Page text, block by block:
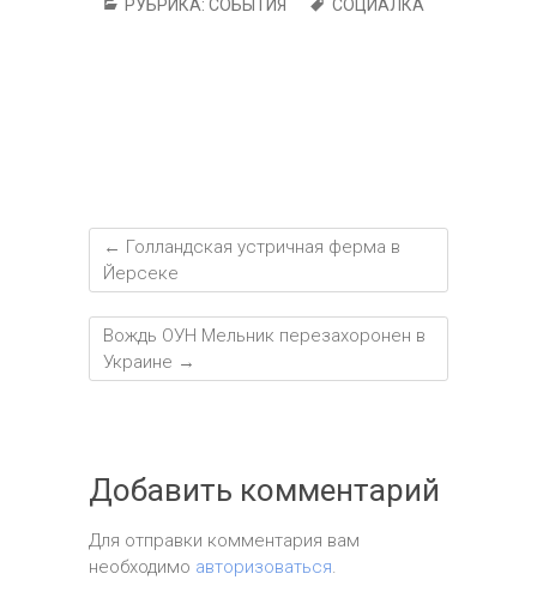
РУБРИКА: СОБЫТИЯ СОЦИАЛКА
← Голландская устричная ферма в
Йерсеке
Вождь ОУН Мельник перезахоронен в
Украине →
Добавить комментарий
Для отправки комментария вам
необходимо авторизоваться.